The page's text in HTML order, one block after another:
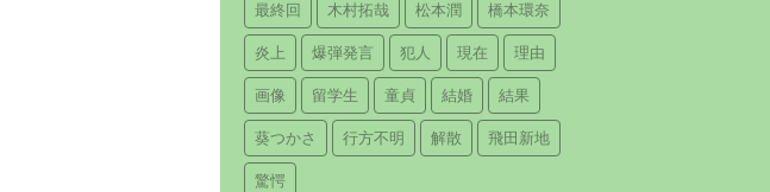
最終回 木村拓哉 松本潤 橋本環奈
炎上 爆弾発言 犯人 現在 理由
画像 留学生 童貞 結婚 結果
葵つかさ 行方不明 解散 飛田新地
驚愕